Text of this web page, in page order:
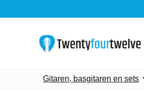
Gitaren, basgitaren en sets